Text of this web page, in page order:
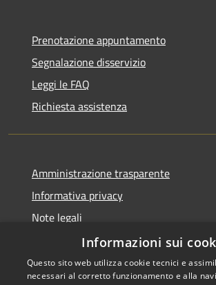
Prenotazione appuntamento
Segnalazione disservizio
Leggi le FAQ
Richiesta assistenza
Amministrazione trasparente
Informativa privacy
Note legali
Dichiarazione di accessibilità
Informazioni sui
Questo sito web utilizza cookie tecnici e
necessari al corretto funzionamento e alla